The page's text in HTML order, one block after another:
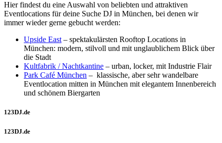
Hier findest du eine Auswahl von beliebten und attraktiven
Eventlocations für deine Suche DJ in München, bei denen wir
immer wieder gerne gebucht werden:
Upside East – spektakulärsten Rooftop Locations in
München: modern, stilvoll und mit unglaublichem Blick über
die Stadt
Kultfabrik / Nachtkantine – urban, locker, mit Industrie Flair
Park Café München – klassische, aber sehr wandelbare
Eventlocation mitten in München mit elegantem Innenbereich
und schönem Biergarten
123DJ.de
123DJ.de